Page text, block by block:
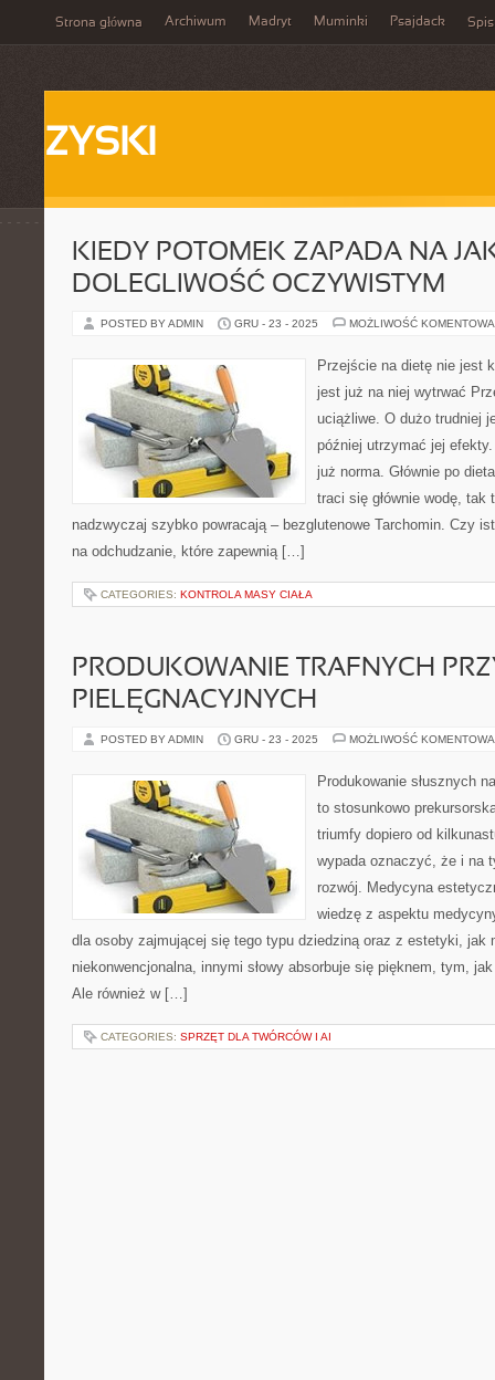
Strona główna Archiwum Madryt Muminki Psajdack Spis
ZYSKI
KIEDY POTOMEK ZAPADA NA
DOLEGLIWOŚĆ OCZYWISTYM
POSTED BY ADMIN GRU - 23 - 2025 MOŻLIWOŚĆ
Przejście na dietę nie jest
jest już na niej wytrwać
uciążliwe. O dużo trudniej
później utrzymać jej
już norma. Głównie po
traci się głównie wodę,
nadzwyczaj szybko powracają – bezglutenowe Tarchomin. Czy
na odchudzanie, które zapewnią […]
CATEGORIES: KONTROLA MASY CIAŁA
PRODUKOWANIE TRAFNYCH
PIELĘGNACYJNYCH
POSTED BY ADMIN GRU - 23 - 2025 MOŻLIWOŚĆ
Produkowanie słusznych
to stosunkowo
triumfy dopiero od
wypada oznaczyć, że i na
rozwój. Medycyna
wiedzę z aspektu
dla osoby zajmującej się tego typu dziedziną oraz z estetyki, jak
niekonwencjonalna, innymi słowy absorbuje się pięknem, tym,
Ale również w […]
CATEGORIES: SPRZĘT DLA TWÓRCÓW I AI